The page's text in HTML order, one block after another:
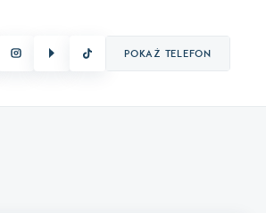
Pokaż telefon